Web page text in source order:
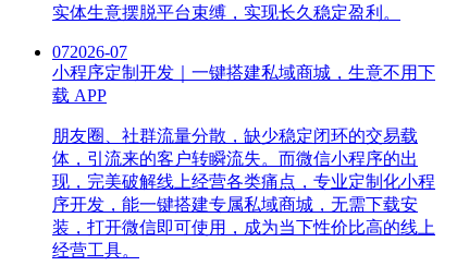
实体生意摆脱平台束缚，实现长久稳定盈利。
072026-07
小程序定制开发｜一键搭建私域商城，生意不用下
载 APP
朋友圈、社群流量分散，缺少稳定闭环的交易载
体，引流来的客户转瞬流失。而微信小程序的出
现，完美破解线上经营各类痛点，专业定制化小程
序开发，能一键搭建专属私域商城，无需下载安
装，打开微信即可使用，成为当下性价比高的线上
经营工具。